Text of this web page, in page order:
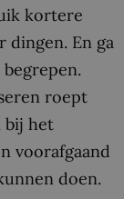
kortere
dingen. En ga
roept
bij het
voorafgaand
doen.